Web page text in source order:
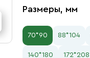
Размеры, мм
70*90 88*104
140*180 172*208